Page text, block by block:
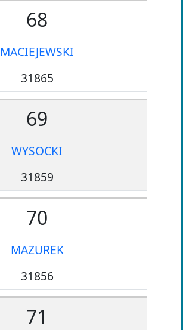
68
MACIEJEWSKI
31865
69
WYSOCKI
31859
70
MAZUREK
31856
71